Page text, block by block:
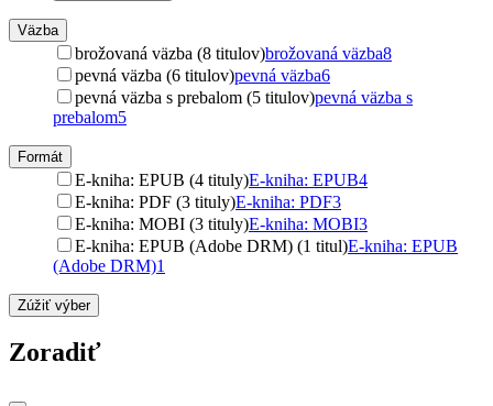
Väzba
brožovaná väzba (8 titulov)brožovaná väzba8
pevná väzba (6 titulov)pevná väzba6
pevná väzba s prebalom (5 titulov)pevná väzba s
prebalom5
Formát
E-kniha: EPUB (4 tituly)E-kniha: EPUB4
E-kniha: PDF (3 tituly)E-kniha: PDF3
E-kniha: MOBI (3 tituly)E-kniha: MOBI3
E-kniha: EPUB (Adobe DRM) (1 titul)E-kniha: EPUB
(Adobe DRM)1
Zúžiť výber
Zoradiť